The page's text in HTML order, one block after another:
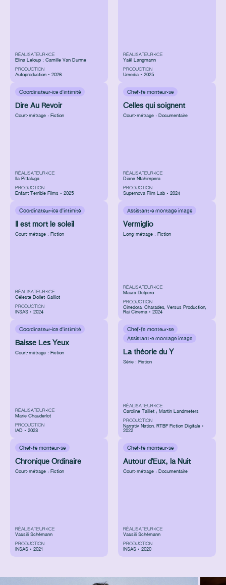
RÉALISATEUR•ICE
Elina Leloup ; Camille Van Durme
PRODUCTION
Autoproduction • 2026
RÉALISATEUR•ICE
Yaël Langmann
PRODUCTION
Umedia • 2025
Coordinateur·ice d'intimité
Dire Au Revoir
Court-métrage : Fiction
RÉALISATEUR•ICE
Ila Pittaluga
PRODUCTION
Enfant Terrible Films • 2025
Chef·fe monteur·se
Celles qui soignent
Court-métrage : Documentaire
RÉALISATEUR•ICE
Diane Ntahimpera
PRODUCTION
Supernova Film Lab • 2024
Coordinateur·ice d'intimité
Il est mort le soleil
Court-métrage : Fiction
RÉALISATEUR•ICE
Céleste Dollet-Galliot
PRODUCTION
INSAS • 2024
Assistant·e montage image
Vermiglio
Long-métrage : Fiction
RÉALISATEUR•ICE
Maura Delpero
PRODUCTION
Cinedora, Charades, Versus Production,
Rai Cinema • 2024
Coordinateur·ice d'intimité
Baisse Les Yeux
Court-métrage : Fiction
RÉALISATEUR•ICE
Marie Chauderlot
PRODUCTION
IAD • 2023
Chef·fe monteur·se
Assistant·e montage image
La théorie du Y
Série : Fiction
RÉALISATEUR•ICE
Caroline Taillet ; Martin Landmeters
PRODUCTION
Narrativ Nation, RTBF Fiction Digitale •
2022
Chef·fe monteur·se
Chronique Ordinaire
Court-métrage : Fiction
RÉALISATEUR•ICE
Vassili Schémann
PRODUCTION
INSAS • 2021
Chef·fe monteur·se
Autour d'Eux, la Nuit
Court-métrage : Documentaire
RÉALISATEUR•ICE
Vassili Schémann
PRODUCTION
INSAS • 2020